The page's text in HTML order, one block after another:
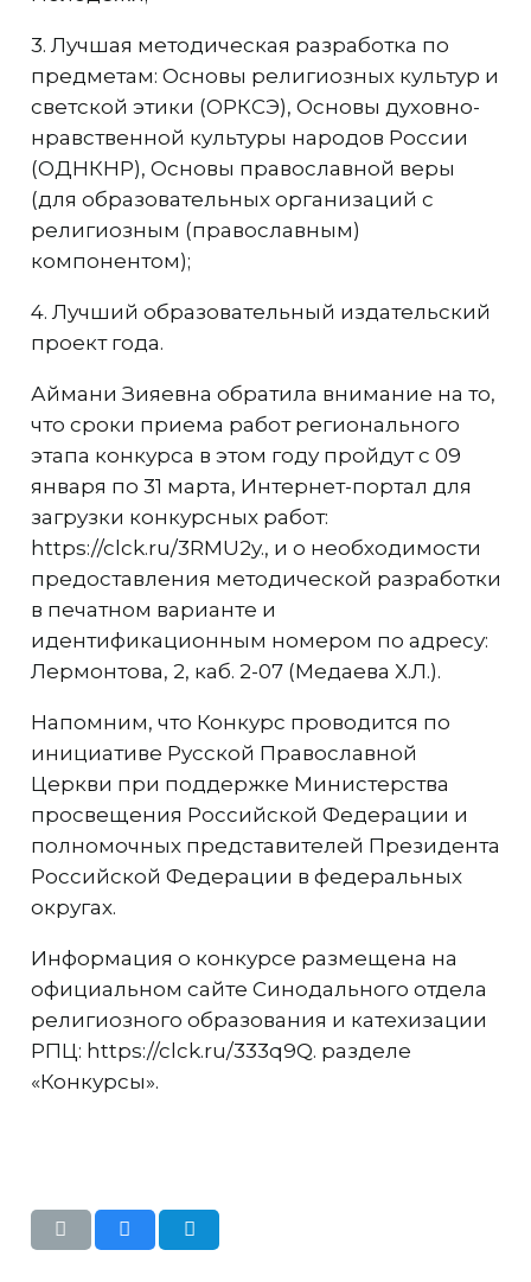
3. Лучшая методическая разработка по
предметам: Основы религиозных культур и
светской этики (ОРКСЭ), Основы духовно-
нравственной культуры народов России
(ОДНКНР), Основы православной веры
(для образовательных организаций с
религиозным (православным)
компонентом);
4. Лучший образовательный издательский
проект года.
Аймани Зияевна обратила внимание на то,
что сроки приема работ регионального
этапа конкурса в этом году пройдут с 09
января по 31 марта, Интернет-портал для
загрузки конкурсных работ:
https://clck.ru/3RMU2y., и о необходимости
предоставления методической разработки
в печатном варианте и
идентификационным номером по адресу:
Лермонтова, 2, каб. 2-07 (Медаева Х.Л.).
Напомним, что Конкурс проводится по
инициативе Русской Православной
Церкви при поддержке Министерства
просвещения Российской Федерации и
полномочных представителей Президента
Российской Федерации в федеральных
округах.
Информация о конкурсе размещена на
официальном сайте Синодального отдела
религиозного образования и катехизации
РПЦ: https://clck.ru/333q9Q. разделе
«Конкурсы».